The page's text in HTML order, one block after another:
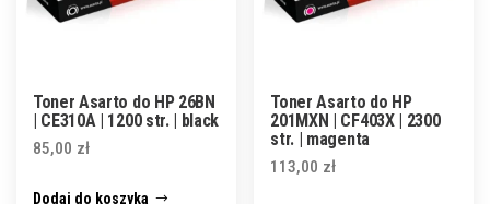
Toner Asarto do HP 26BN
| CE310A | 1200 str. | black
85,00 zł
Dodaj do koszyka
Toner Asarto do HP
201MXN | CF403X | 2300
str. | magenta
113,00 zł